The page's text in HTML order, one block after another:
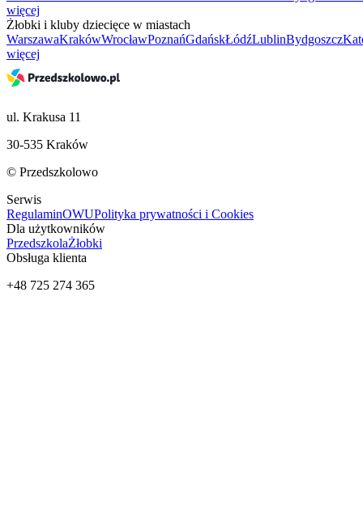
więcej
Żłobki i kluby dziecięce w miastach
WarszawaKrakówWrocławPoznańGdańskŁódźLublinBydgoszcz
więcej
ul. Krakusa 11
30-535 Kraków
© Przedszkolowo
Serwis
RegulaminOWUPolityka prywatności i Cookies
Dla użytkowników
PrzedszkolaŻłobki
Obsługa klienta
+48 725 274 365